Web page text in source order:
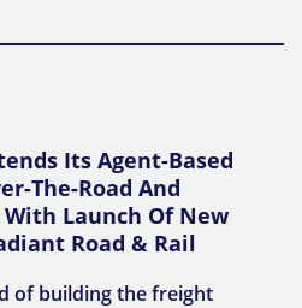
Its Agent-Based
The-Road And
Launch Of New
Road & Rail
of building the freight